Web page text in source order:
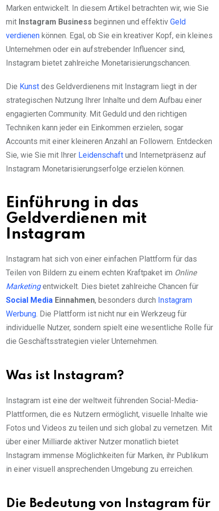
Marken entwickelt. In diesem Artikel betrachten wir, wie Sie
mit Instagram Business beginnen und effektiv Geld
verdienen können. Egal, ob Sie ein kreativer Kopf, ein kleines
Unternehmen oder ein aufstrebender Influencer sind,
Instagram bietet zahlreiche Monetarisierungschancen.
Die Kunst des Geldverdienens mit Instagram liegt in der
strategischen Nutzung Ihrer Inhalte und dem Aufbau einer
engagierten Community. Mit Geduld und den richtigen
Techniken kann jeder ein Einkommen erzielen, sogar
Accounts mit einer kleineren Anzahl an Followern. Entdecken
Sie, wie Sie mit Ihrer Leidenschaft und Internetpräsenz auf
Instagram Monetarisierungserfolge erzielen können.
Einführung in das
Geldverdienen mit
Instagram
Instagram hat sich von einer einfachen Plattform für das
Teilen von Bildern zu einem echten Kraftpaket im Online
Marketingentwickelt. Dies bietet zahlreiche Chancen für
Social Media Einnahmen, besonders durch Instagram
Werbung. Die Plattform ist nicht nur ein Werkzeug für
individuelle Nutzer, sondern spielt eine wesentliche Rolle für
die Geschäftsstrategien vieler Unternehmen.
Was ist Instagram?
Instagram ist eine der weltweit führenden Social-Media-
Plattformen, die es Nutzern ermöglicht, visuelle Inhalte wie
Fotos und Videos zu teilen und sich global zu vernetzen. Mit
über einer Milliarde aktiver Nutzer monatlich bietet
Instagram immense Möglichkeiten für Marken, ihr Publikum
in einer visuell ansprechenden Umgebung zu erreichen.
Die Bedeutung von Instagram für